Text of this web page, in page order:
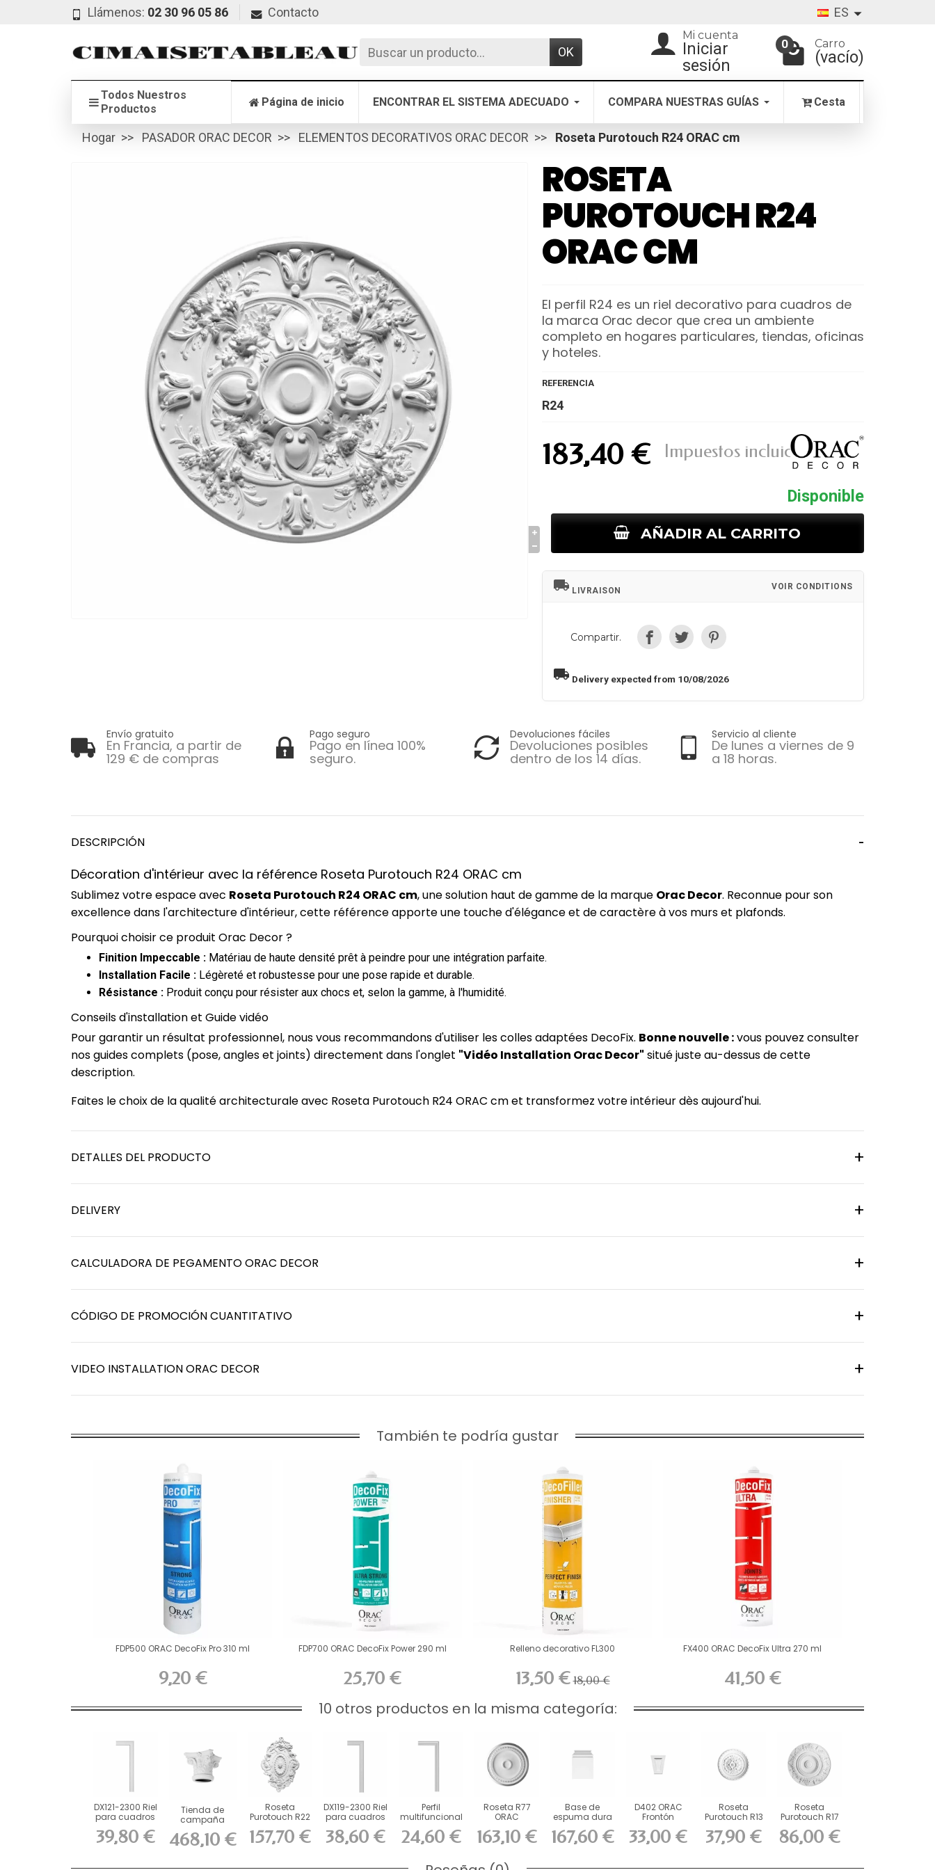
Llámenos: 02 30 96 05 86 Contacto ES
OK
Mi cuenta
Iniciar
sesión
0 Carro
(vacío)
Todos Nuestros
Productos
Página de inicio ENCONTRAR EL SISTEMA ADECUADO COMPARA NUESTRAS GUÍAS Cesta
Hogar PASADOR ORAC DECOR ELEMENTOS DECORATIVOS ORAC DECOR Roseta Purotouch R24 ORAC cm
ROSETA
PUROTOUCH R24
ORAC CM
El perfil R24 es un riel decorativo para cuadros de
la marca Orac decor que crea un ambiente
completo en hogares particulares, tiendas, oficinas
y hoteles.
REFERENCIA
R24
183,40 € Impuestos incluidos
Disponible
AÑADIR AL CARRITO
local_shipping LIVRAISON VOIR CONDITIONS
Compartir.
local_shipping Delivery expected from 10/08/2026
Envío gratuito
En Francia, a partir de
129 € de compras
Pago seguro
Pago en línea 100%
seguro.
Devoluciones fáciles
Devoluciones posibles
dentro de los 14 días.
Servicio al cliente
De lunes a viernes de 9
a 18 horas.
DESCRIPCIÓN
Décoration d'intérieur avec la référence Roseta Purotouch R24 ORAC cm
Sublimez votre espace avec Roseta Purotouch R24 ORAC cm, une solution haut de gamme de la marque Orac Decor. Reconnue pour son
excellence dans l'architecture d'intérieur, cette référence apporte une touche d'élégance et de caractère à vos murs et plafonds.
Pourquoi choisir ce produit Orac Decor ?
Finition Impeccable : Matériau de haute densité prêt à peindre pour une intégration parfaite.
Installation Facile : Légèreté et robustesse pour une pose rapide et durable.
Résistance : Produit conçu pour résister aux chocs et, selon la gamme, à l'humidité.
Conseils d'installation et Guide vidéo
Pour garantir un résultat professionnel, nous vous recommandons d'utiliser les colles adaptées DecoFix. Bonne nouvelle :vous pouvez consulter
nos guides complets (pose, angles et joints) directement dans l'onglet "Vidéo Installation Orac Decor" situé juste au-dessus de cette
description.
Faites le choix de la qualité architecturale avec Roseta Purotouch R24 ORAC cm et transformez votre intérieur dès aujourd'hui.
DETALLES DEL PRODUCTO
DELIVERY
CALCULADORA DE PEGAMENTO ORAC DECOR
CÓDIGO DE PROMOCIÓN CUANTITATIVO
VIDEO INSTALLATION ORAC DECOR
También te podría gustar
FDP500 ORAC DecoFix Pro 310 ml
9,20 €
FDP700 ORAC DecoFix Power 290 ml
25,70 €
Relleno decorativo FL300
13,50 € 18,00 €
FX400 ORAC DecoFix Ultra 270 ml
41,50 €
10 otros productos en la misma categoría:
DX121-2300 Riel
para cuadros
39,80 €
Tienda de
campaña
Durofoam K1122
(L36...
468,10 €
Roseta
Purotouch R22
157,70 €
DX119-2300 Riel
para cuadros
38,60 €
Perfil
multifuncional
Durofoam...
24,60 €
Roseta R77
ORAC
163,10 €
Base de
espuma dura
x Al53,5...
167,60 €
D402 ORAC
Frontón
x Al5,5 x...
33,00 €
Roseta
Purotouch R13
37,90 €
Roseta
Purotouch R17
86,00 €